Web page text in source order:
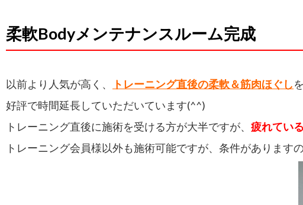
柔軟Bodyメンテナンスルーム完成
以前より人気が高く、 トレーニング直後の柔軟＆筋肉ほぐし
好評で時間延長していただいています(^^)
トレーニング直後に施術を受ける方が大半ですが、 疲れてい
トレーニング会員様以外も施術可能ですが、条件があります